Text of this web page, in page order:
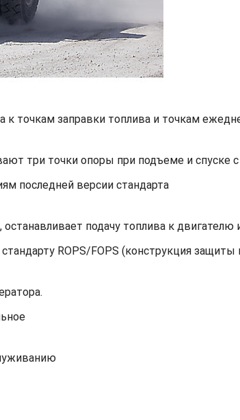
точкам заправки топлива и точкам
три точки опоры при подъеме и спуске
последней версии стандарта
подачу топлива к
ROPS/FOPS (конструкция